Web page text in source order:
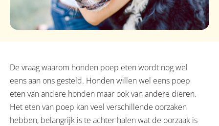
De vraag waarom honden poep eten wordt nog wel
eens aan ons gesteld. Honden willen wel eens poep
eten van andere honden maar ook van andere dieren.
Het eten van poep kan veel verschillende oorzaken
hebben, belangrijk is te achter halen wat de oorzaak is